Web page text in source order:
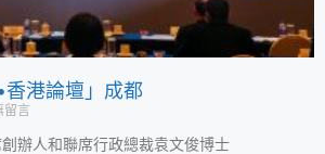
港論壇」成都
留言
辦人和聯席行政總裁袁文俊博士